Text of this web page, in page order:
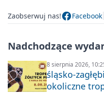
Zaobserwuj nas! Facebook
Nadchodzące
8 sierpnia 2026,
śląsko-
okoliczne